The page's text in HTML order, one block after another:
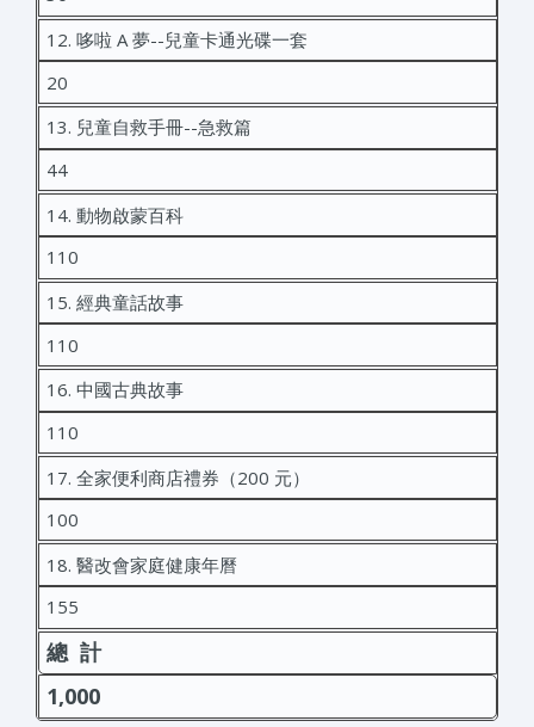
12. 哆啦 A 夢--兒童卡通光碟一套
20
13. 兒童自救手冊--急救篇
44
14. 動物啟蒙百科
110
15. 經典童話故事
110
16. 中國古典故事
110
17. 全家便利商店禮券（200 元）
100
18. 醫改會家庭健康年曆
155
總 計
1,000